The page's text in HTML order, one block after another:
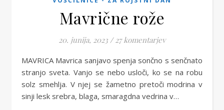
Mavrične rože
20. junija, 2023 / 27 komentarjev
MAVRICA Mavrica sanjavo spenja sončno s senčnato
stranjo sveta. Vanjo se nebo usloči, ko se na robu
solz smehlja. V njej se žametno pretoči modrina v
sinji lesk srebra, blaga, smaragdna vedrina v…